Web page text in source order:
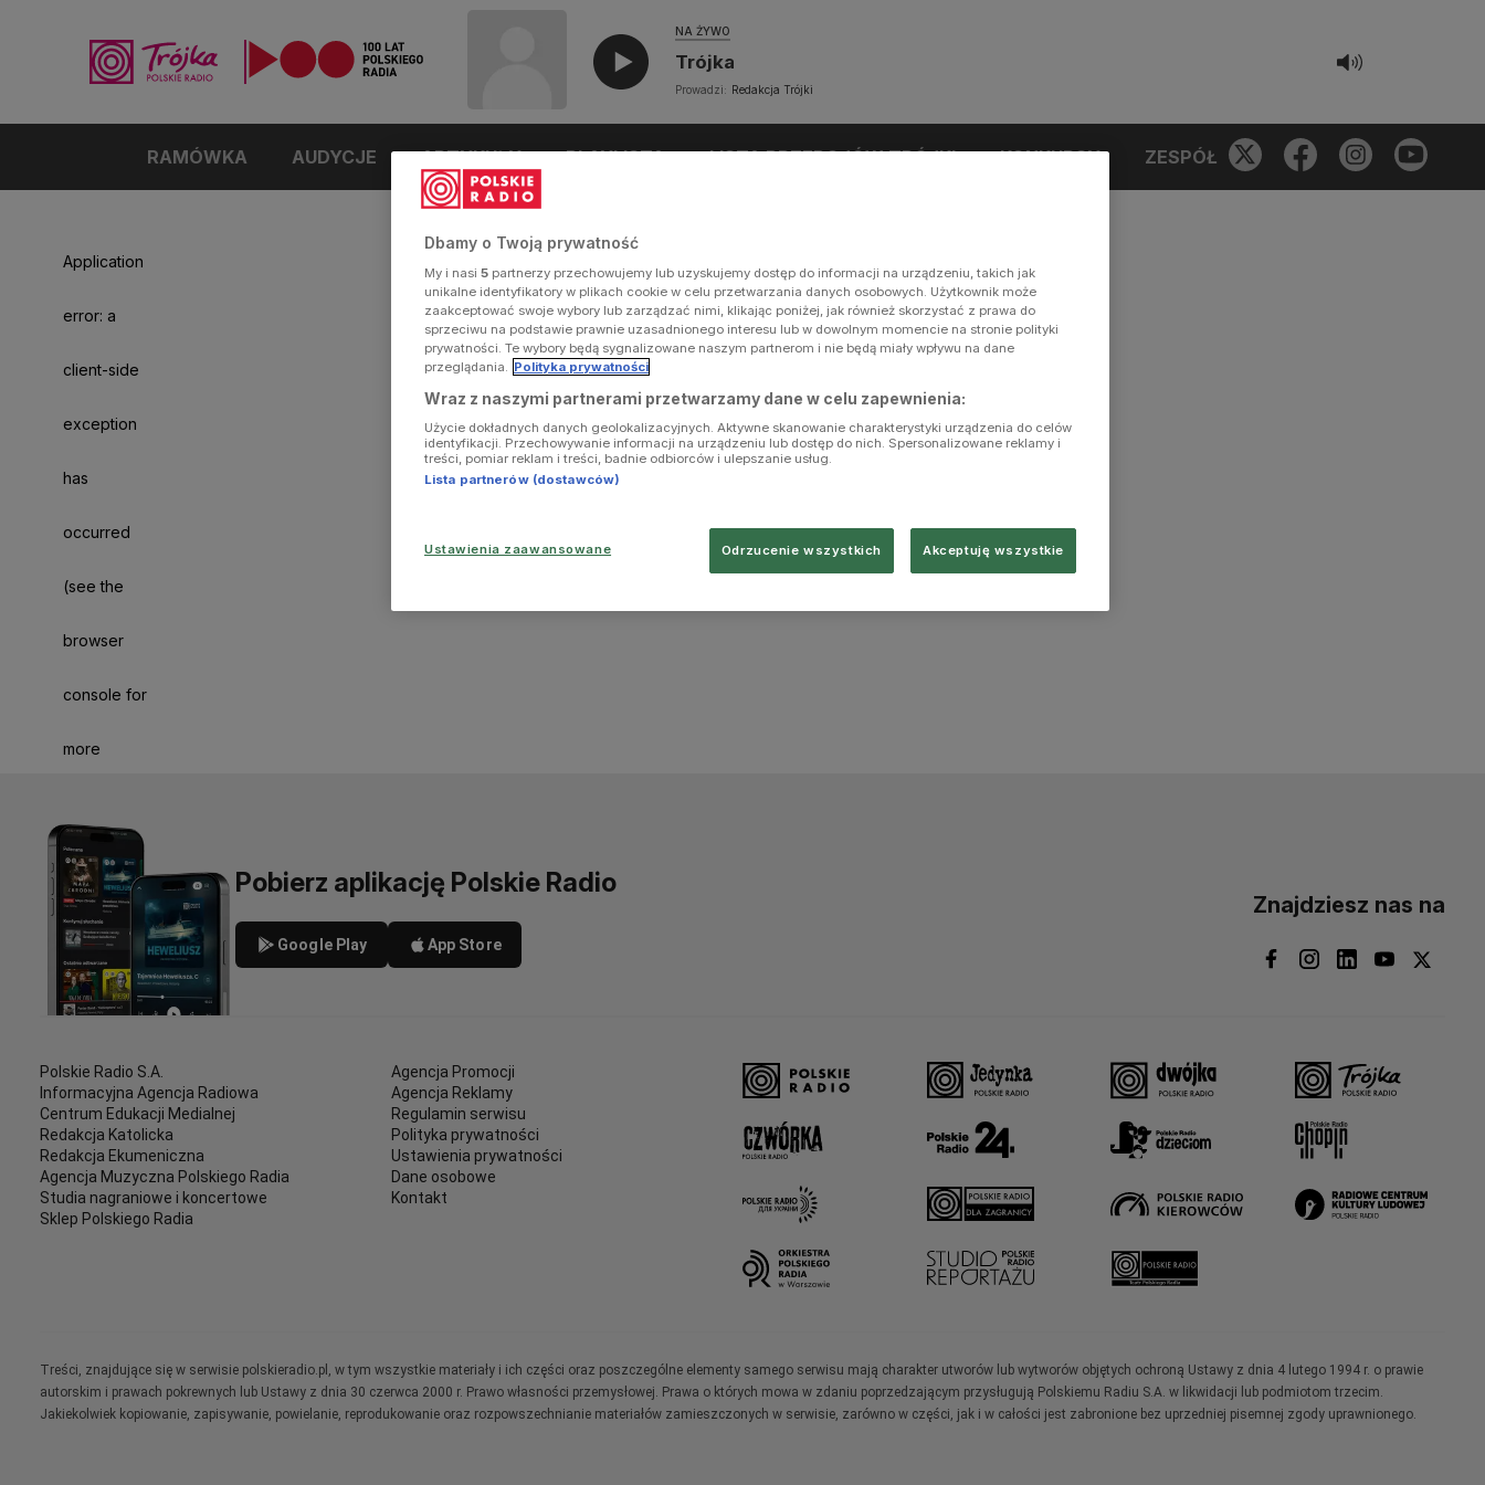
NA ŻYWO
Trójka
Prowadzi: Redakcja Trójki
RAMÓWKA AUDYCJE ARTYKUŁY PLAYLISTA LISTA PRZEBOJÓW TRÓJKI KONKURSY ZESPÓŁ
Application
error: a
client-side
exception
has
occurred
(see the
browser
console for
more
Pobierz aplikację Polskie Radio
Google Play App Store
Znajdziesz nas na
Polskie Radio S.A.
Informacyjna Agencja Radiowa
Centrum Edukacji Medialnej
Redakcja Katolicka
Redakcja Ekumeniczna
Agencja Muzyczna Polskiego Radia
Studia nagraniowe i koncertowe
Sklep Polskiego Radia
Agencja Promocji
Agencja Reklamy
Regulamin serwisu
Polityka prywatności
Ustawienia prywatności
Dane osobowe
Kontakt
Treści, znajdujące się w serwisie polskieradio.pl, w tym wszystkie materiały i ich części oraz poszczególne elementy samego serwisu mają charakter utworów lub wytworów objętych ochroną Ustawy z dnia 4 lutego 1994 r. o prawie
autorskim i prawach pokrewnych lub Ustawy z dnia 30 czerwca 2000 r. Prawo własności przemysłowej. Prawa o których mowa w zdaniu poprzedzającym przysługują Polskiemu Radiu S.A. w likwidacji lub podmiotom trzecim.
Jakiekolwiek kopiowanie, zapisywanie, powielanie, reprodukowanie oraz rozpowszechnianie materiałów zamieszczonych w serwisie, zarówno w części, jak i w całości jest zabronione bez uprzedniej pisemnej zgody uprawnionego.
Dbamy o Twoją prywatność
My i nasi 5 partnerzy przechowujemy lub uzyskujemy dostęp do informacji na urządzeniu, takich jak
unikalne identyfikatory w plikach cookie w celu przetwarzania danych osobowych. Użytkownik może
zaakceptować swoje wybory lub zarządzać nimi, klikając poniżej, jak również skorzystać z prawa do
sprzeciwu na podstawie prawnie uzasadnionego interesu lub w dowolnym momencie na stronie polityki
prywatności. Te wybory będą sygnalizowane naszym partnerom i nie będą miały wpływu na dane
przeglądania. Polityka prywatności
Wraz z naszymi partnerami przetwarzamy dane w celu zapewnienia:
Użycie dokładnych danych geolokalizacyjnych. Aktywne skanowanie charakterystyki urządzenia do celów
identyfikacji. Przechowywanie informacji na urządzeniu lub dostęp do nich. Spersonalizowane reklamy i
treści, pomiar reklam i treści, badnie odbiorców i ulepszanie usług.
Lista partnerów (dostawców)
Ustawienia zaawansowane Odrzucenie wszystkich Akceptuję wszystkie